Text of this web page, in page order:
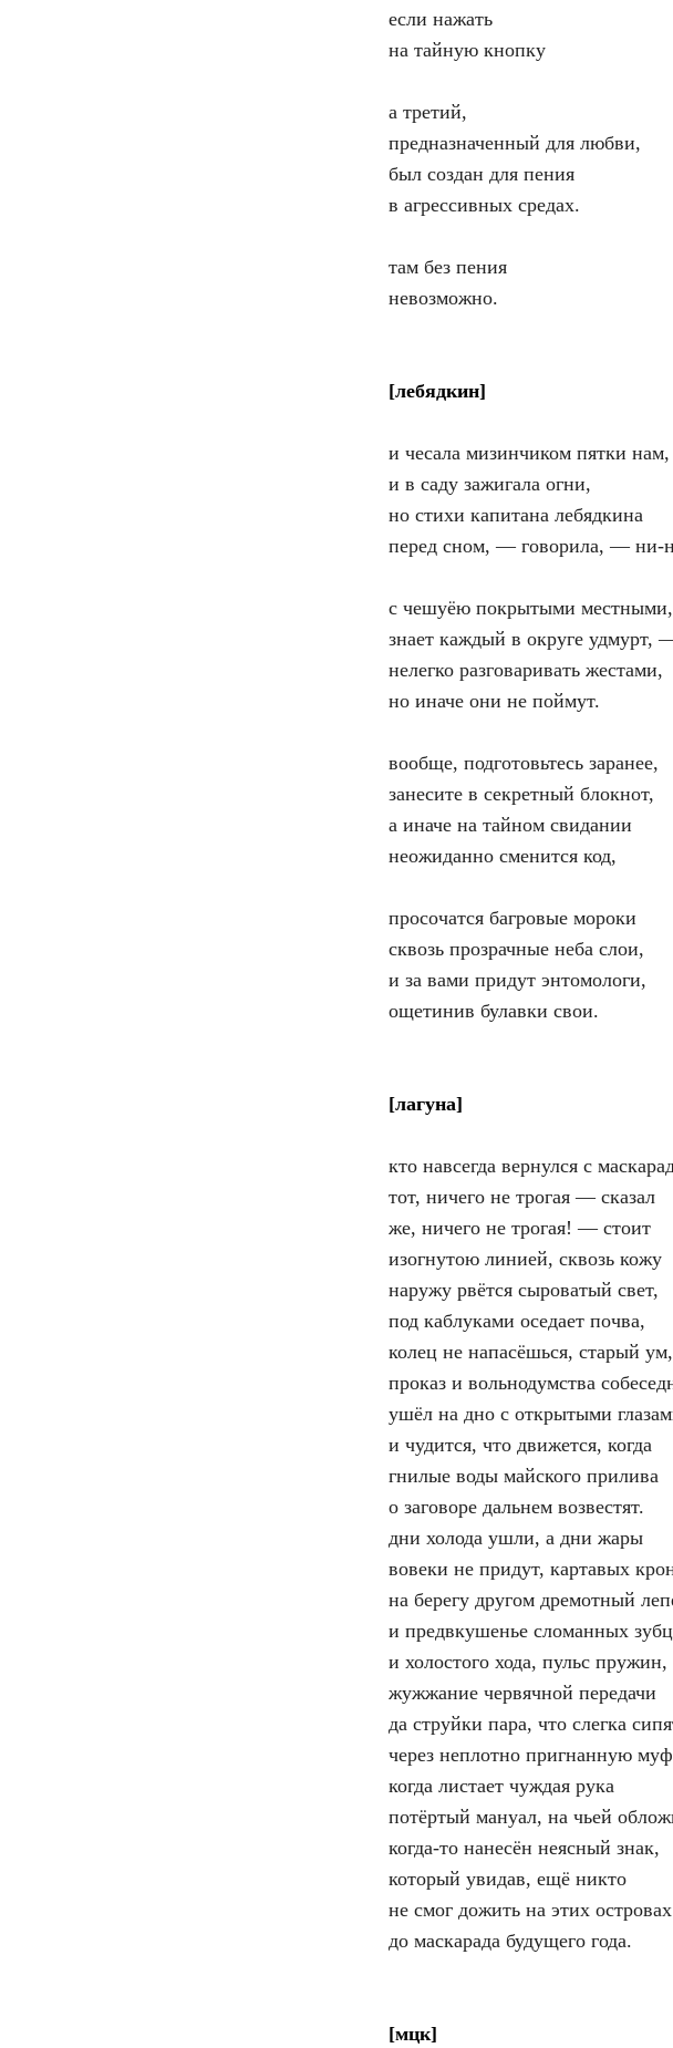
если нажать
на тайную кнопку
а третий,
предназначенный для любви,
был создан для пения
в агрессивных средах.
там без пения
невозможно.
[лебядкин]
и чесала мизинчиком пятки нам,
и в саду зажигала огни,
но стихи капитана лебядкина
перед сном, — говорила, — ни-
с чешуёю покрытыми
знает каждый в округе удмурт,
нелегко разговаривать жестами,
но иначе они не поймут.
вообще, подготовьтесь заранее,
занесите в секретный блокнот,
а иначе на тайном свидании
неожиданно сменится код,
просочатся багровые мороки
сквозь прозрачные неба слои,
и за вами придут энтомологи,
ощетинив булавки свои.
[лагуна]
кто навсегда вернулся с
тот, ничего не трогая — сказал
же, ничего не трогая! — стоит
изогнутою линией, сквозь кожу
наружу рвётся сыроватый свет,
под каблуками оседает почва,
колец не напасёшься, старый ум,
проказ и вольнодумства
ушёл на дно с открытыми
и чудится, что движется, когда
гнилые воды майского прилива
о заговоре дальнем возвестят.
дни холода ушли, а дни жары
вовеки не придут, картавых
на берегу другом дремотный
и предвкушенье сломанных
и холостого хода, пульс пружин,
жужжание червячной передачи
да струйки пара, что слегка
через неплотно пригнанную
когда листает чуждая рука
потёртый мануал, на чьей
когда-то нанесён неясный знак,
который увидав, ещё никто
не смог дожить на этих островах
до маскарада будущего года.
[мцк]